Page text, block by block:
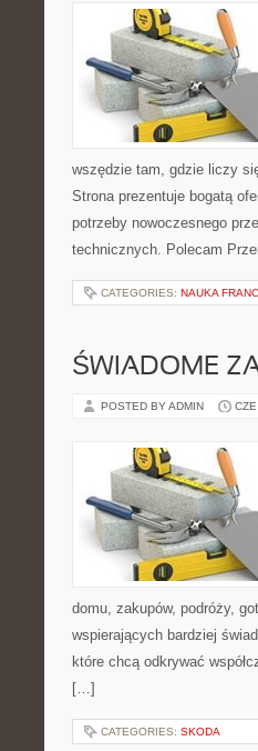
wszędzie tam, gdzie liczy
Strona prezentuje bogatą
potrzeby nowoczesnego
technicznych. Polecam
CATEGORIES: NAUKA
ŚWIADOME
POSTED BY ADMIN
domu, zakupów, podróży,
wspierających bardziej
które chcą odkrywać
[…]
CATEGORIES: SKODA